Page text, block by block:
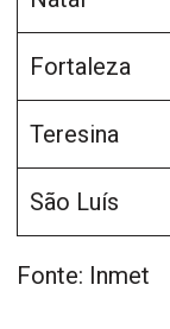
Fortaleza
Teresina
São Luís
Fonte: Inmet